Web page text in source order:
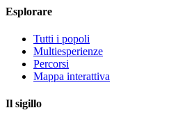
Esplorare
Tutti i popoli
Multiesperienze
Percorsi
Mappa interattiva
Il sigillo